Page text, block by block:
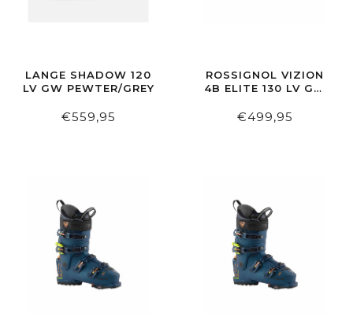
LANGE SHADOW 120
LV GW PEWTER/GREY
€559,95
ROSSIGNOL VIZION
4B ELITE 130 LV GW
€499,95